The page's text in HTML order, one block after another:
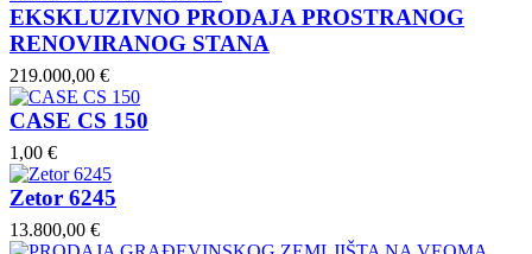
EKSKLUZIVNO PRODAJA PROSTRANOG
RENOVIRANOG STANA
219.000,00 €
CASE CS 150
1,00 €
Zetor 6245
13.800,00 €